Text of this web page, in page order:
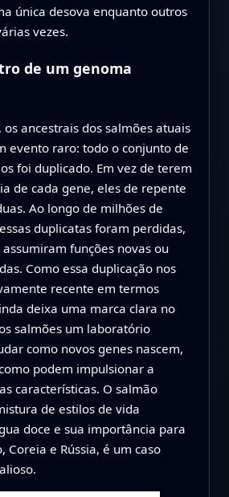
única desova enquanto outros
vezes.
de um genoma
ancestrais dos salmões atuais
evento raro: todo o conjunto de
foi duplicado. Em vez de terem
de cada gene, eles de repente
Ao longo de milhões de
duplicatas foram perdidas,
funções novas ou
Como essa duplicação nos
recente em termos
deixa uma marca clara no
salmões um laboratório
como novos genes nascem,
podem impulsionar a
características. O salmão
de estilos de vida
doce e sua importância para
Coreia e Rússia, é um caso